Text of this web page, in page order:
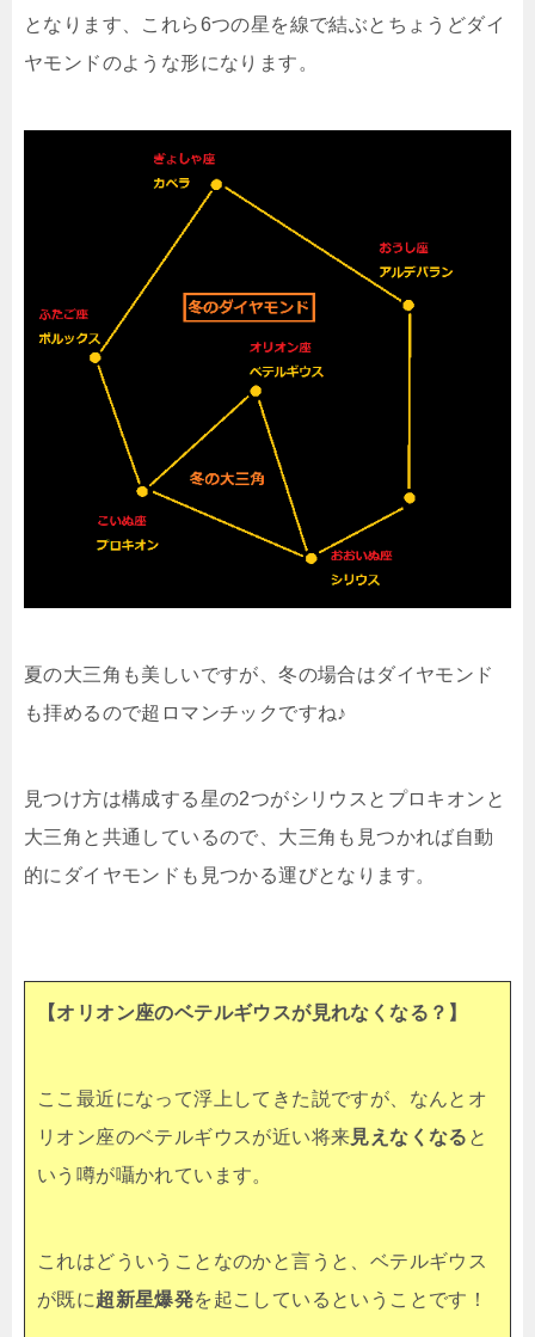
となります、これら6つの星を線で結ぶとちょうどダイ
ヤモンドのような形になります。
夏の大三角も美しいですが、冬の場合はダイヤモンド
も拝めるので超ロマンチックですね♪
見つけ方は構成する星の2つがシリウスとプロキオンと
大三角と共通しているので、大三角も見つかれば自動
的にダイヤモンドも見つかる運びとなります。
【オリオン座のベテルギウスが見れなくなる？】
ここ最近になって浮上してきた説ですが、なんとオ
リオン座のベテルギウスが近い将来見えなくなる と
いう噂が囁かれています。
これはどういうことなのかと言うと、ベテルギウス
が既に超新星爆発を起こしているということです！